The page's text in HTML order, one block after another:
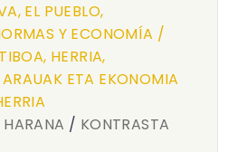
EL PUEBLO,
Y ECONOMÍA /
HERRIA,
ETA EKONOMIA
HARANA / KONTRASTA